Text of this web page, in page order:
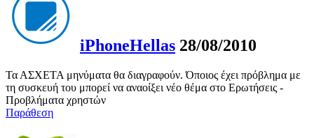
iPhoneHellas 28/08/2010
Τα ΑΣΧΕΤΑ μηνύματα θα διαγραφούν. Όποιος έχει πρόβλημα με
τη συσκευή του μπορεί να αναοίξει νέο θέμα στο Ερωτήσεις -
Προβλήματα χρηστών
Παράθεση